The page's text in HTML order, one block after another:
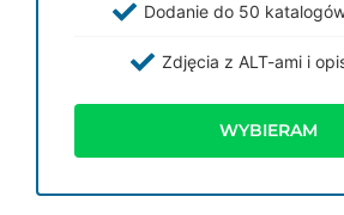
Dodanie do 50
Zdjęcia z ALT-ami i
WYBIERAM